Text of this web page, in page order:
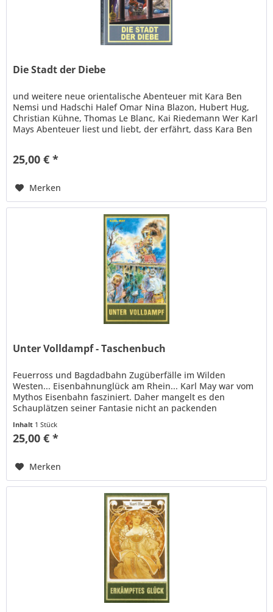
Die Stadt der Diebe
und weitere neue orientalische Abenteuer mit Kara Ben
Nemsi und Hadschi Halef Omar Nina Blazon, Hubert Hug,
Christian Kühne, Thomas Le Blanc, Kai Riedemann Wer Karl
Mays Abenteuer liest und liebt, der erfährt, dass Kara Ben
25,00 € *
Merken
Unter Volldampf - Taschenbuch
Feuerross und Bagdadbahn Zugüberfälle im Wilden
Westen... Eisenbahnunglück am Rhein... Karl May war vom
Mythos Eisenbahn fasziniert. Daher mangelt es den
Schauplätzen seiner Fantasie nicht an packenden
Inhalt 1 Stück
25,00 € *
Merken